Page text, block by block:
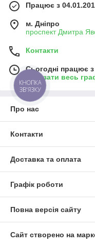
Працює з
м. Дніпро
проспект Дмитра
Контакти
Сьогодні працює
Показати весь
Про нас
Контакти
Доставка та оплата
Графік роботи
Повна версія сайту
Сайт створено на
КНОПКА
ЗВ'ЯЗКУ